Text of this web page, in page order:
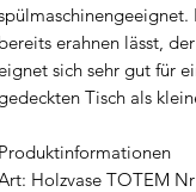
bereits erahnen lässt,
sich sehr gut für
gedeckten Tisch als
Produktinformationen
Holzvase TOTEM